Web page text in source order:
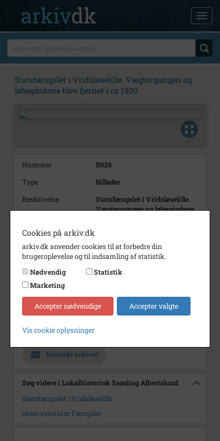
Statsfængslet i Vridsløselille. Vægtergangen og
løbegårdene blev fjernet i ca 1930
Nummer
B926
Type
Billeder
Beskrivelse
Statsfængslet i Vridsløselille.
Vægtergangen og løbegårdene
Bemærkning
Periode
1930 - 1935
Dateringsnote
ca. 1930-32
Fotograf
Se på kort
Kontakt arkivet
Søg videre i Lokalhistorisk Samling Albertslund
Statsfængslet i Vridsløselille
observatorium Fængsler
Cookies på arkiv.dk
arkiv.dk anvender cookies til at forbedre din
brugeroplevelse og til indsamling af statistik.
Nødvendig
Statistik
Marketing
Accepter nødvendige Accepter valgte
Vis cookie oplysninger